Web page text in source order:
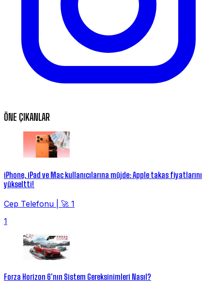
ÖNE ÇIKANLAR
iPhone, iPad ve Mac kullanıcılarına müjde: Apple takas fiyatlarını
yükseltti!
Cep Telefonu
🚀 1
1
Forza Horizon 6'nın Sistem Gereksinimleri Nasıl?